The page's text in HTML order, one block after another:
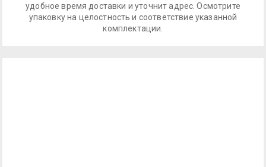
удобное время доставки и уточнит адрес. Осмотрите
упаковку на целостность и соответствие указанной
комплектации.